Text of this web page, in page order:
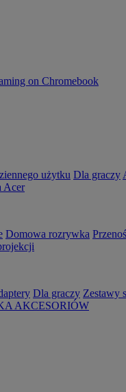
on Chromebook
użytku Dla graczy
Acer
Domowa rozrywka
Dla graczy Zestawy
AKCESORIÓW